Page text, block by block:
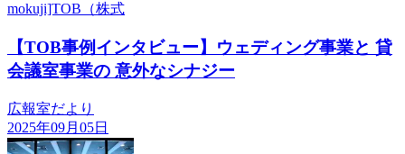
mokuji]TOB（株式
【TOB事例インタビュー】ウェディング事業と 貸
会議室事業の 意外なシナジー
広報室だより
2025年09月05日